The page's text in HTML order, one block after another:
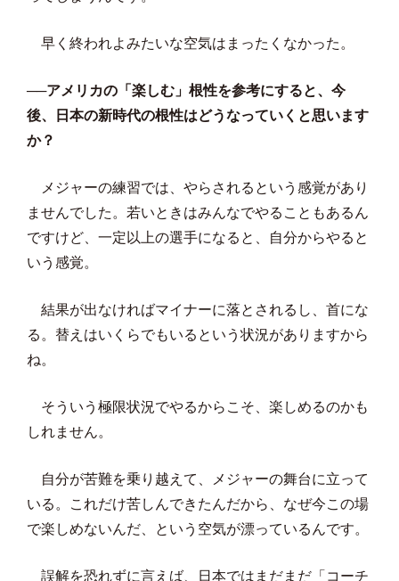
早く終われよみたいな空気はまったくなかった。
──アメリカの「楽しむ」根性を参考にすると、今
後、日本の新時代の根性はどうなっていくと思います
か？
メジャーの練習では、やらされるという感覚があり
ませんでした。若いときはみんなでやることもあるん
ですけど、一定以上の選手になると、自分からやると
いう感覚。
結果が出なければマイナーに落とされるし、首にな
る。替えはいくらでもいるという状況がありますから
ね。
そういう極限状況でやるからこそ、楽しめるのかも
しれません。
自分が苦難を乗り越えて、メジャーの舞台に立って
いる。これだけ苦しんできたんだから、なぜ今この場
で楽しめないんだ、という空気が漂っているんです。
誤解を恐れずに言えば、日本ではまだまだ「コーチ